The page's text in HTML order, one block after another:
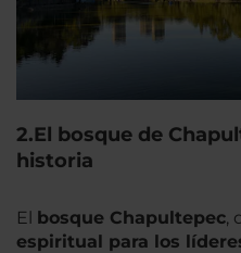
2.El bosque de
historia
El bosque Chapultepec,
espiritual para los